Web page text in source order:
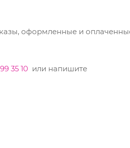
оформленные и
35 10 или напишите